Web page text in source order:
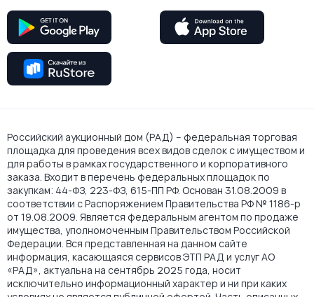
Российский аукционный дом (РАД) – федеральная торговая
площадка для проведения всех видов сделок с имуществом и
для работы в рамках государственного и корпоративного
заказа. Входит в перечень федеральных площадок по
закупкам: 44-ФЗ, 223-ФЗ, 615-ПП РФ. Основан 31.08.2009 в
соответствии с Распоряжением Правительства РФ № 1186-р
от 19.08.2009. Является федеральным агентом по продаже
имущества, уполномоченным Правительством Российской
Федерации. Вся представленная на данном сайте
информация, касающаяся сервисов ЭТП РАД и услуг АО
«РАД», актуальна на сентябрь 2025 года, носит
исключительно информационный характер и ни при каких